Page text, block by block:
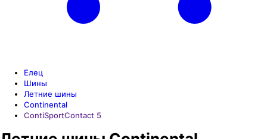
Елец
Шины
Летние шины
Continental
ContiSportContact 5